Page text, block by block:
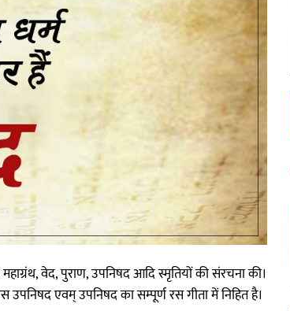
वेद, पुराण, उपनिषद आदि स्मृतियों की संरचना की।
उपनिषद एवम् उपनिषद का सम्पूर्ण रस गीता में निहित है।